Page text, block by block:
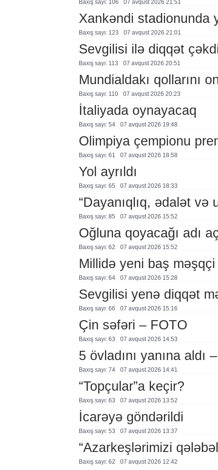
Baxış sayı: 106 07 avqust 2026 21:51
Xankəndi stadionunda
Baxış sayı: 123 07 avqust 2026 21:01
Sevgilisi ilə diqqət
Baxış sayı: 113 07 avqust 2026 20:51
Mundialdakı qollarını
Baxış sayı: 110 07 avqust 2026 20:23
İtaliyada oynayacaq
Baxış sayı: 54 07 avqust 2026 19:48
Olimpiya çempionu
Baxış sayı: 61 07 avqust 2026 18:58
Yol ayrıldı
Baxış sayı: 65 07 avqust 2026 18:33
“Dayanıqlıq, ədalət
Baxış sayı: 85 07 avqust 2026 15:52
Oğluna qoyacağı adı
Baxış sayı: 62 07 avqust 2026 15:52
Millidə yeni baş məşqçi
Baxış sayı: 64 07 avqust 2026 15:28
Sevgilisi yenə diqqət
Baxış sayı: 66 07 avqust 2026 15:16
Çin səfəri – FOTO
Baxış sayı: 63 07 avqust 2026 14:53
5 övladını yanına aldı
Baxış sayı: 74 07 avqust 2026 14:41
“Topçular”a keçir?
Baxış sayı: 63 07 avqust 2026 13:52
İcarəyə göndərildi
Baxış sayı: 53 07 avqust 2026 13:37
“Azarkeşlərimizi
Baxış sayı: 62 07 avqust 2026 12:42